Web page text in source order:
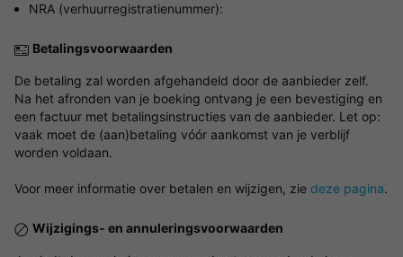
NRA (verhuurregistratienummer):
Betalingsvoorwaarden
De betaling zal worden afgehandeld door de aanbieder zelf.
Na het afronden van je boeking ontvang je een bevestiging en
een factuur met betalingsinstructies van de aanbieder. Let op:
vaak moet de (aan)betaling vóór aankomst van je verblijf
worden voldaan.
Voor meer informatie over betalen en wijzigen, zie deze pagina.
Wijzigings- en annuleringsvoorwaarden